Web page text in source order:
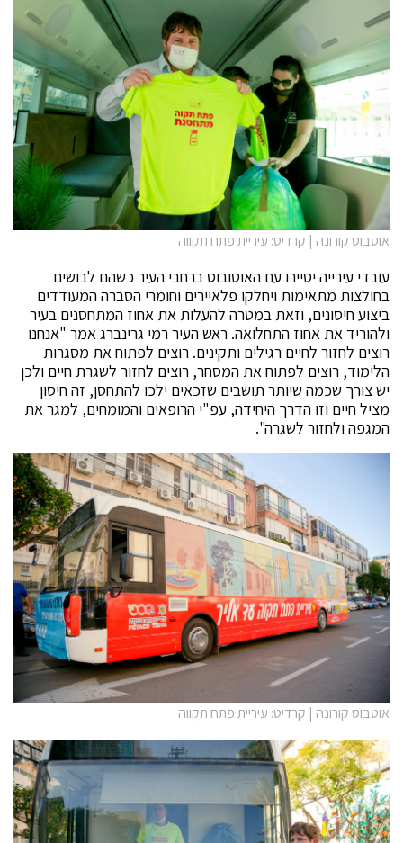
אוטבוס קורונה | קרדיט: עיריית פתח תקווה
עובדי עירייה יסיירו עם האוטובוס ברחבי העיר כשהם לבושים
בחולצות מתאימות ויחלקו פלאיירים וחומרי הסברה המעודדים
ביצוע חיסונים, וזאת במטרה להעלות את אחוז המתחסנים בעיר
ולהוריד את אחוז התחלואה. ראש העיר רמי גרינברג אמר "אנחנו
רוצים לחזור לחיים רגילים ותקינים. רוצים לפתוח את מסגרות
הלימוד, רוצים לפתוח את המסחר, רוצים לחזור לשגרת חיים ולכן
יש צורך שכמה שיותר תושבים שזכאים ילכו להתחסן, זה חיסון
מציל חיים וזו הדרך היחידה, עפ"י הרופאים והמומחים, למגר את
המגפה ולחזור לשגרה".
אוטבוס קורונה | קרדיט: עיריית פתח תקווה